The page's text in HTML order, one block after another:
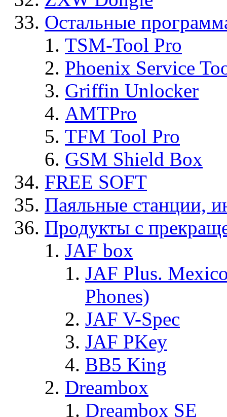
Остальные
TSM-Tool Pro
Phoenix Service
Griffin Unlocker
AMTPro
TFM Tool Pro
GSM Shield Box
FREE SOFT
Паяльные станции,
Продукты с
JAF box
JAF Plus.
Phones)
JAF V-Spec
JAF PKey
BB5 King
Dreambox
Dreambox SE